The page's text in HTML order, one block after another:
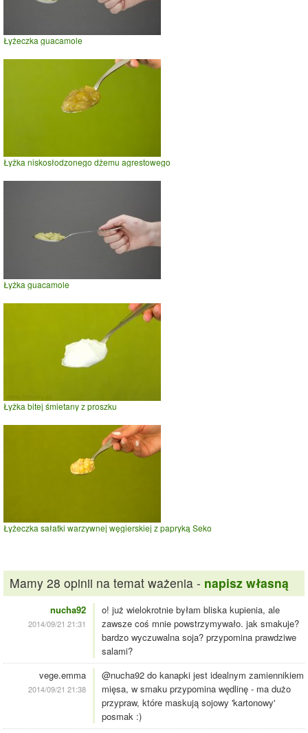
Łyżeczka guacamole
Łyżka niskosłodzonego dżemu agrestowego
Łyżka guacamole
Łyżka bitej śmietany z proszku
Łyżeczka sałatki warzywnej węgierskiej z papryką Seko
Mamy 28 opinii na temat ważenia - napisz własną
nucha92
2014/09/21 21:31
o! już wielokrotnie byłam bliska kupienia, ale
zawsze coś mnie powstrzymywało. jak smakuje?
bardzo wyczuwalna soja? przypomina prawdziwe
salami?
vege.emma
2014/09/21 21:38
@nucha92 do kanapki jest idealnym zamiennikiem
mięsa, w smaku przypomina wędlinę - ma dużo
przypraw, które maskują sojowy 'kartonowy'
posmak :)